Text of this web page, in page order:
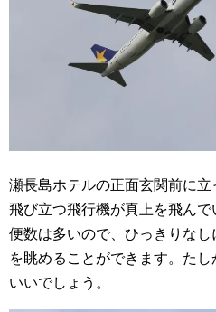
瀬長島ホテルの正面玄関前に
飛び立つ飛行機が真上を飛ん
便数は多いので、ひっきりな
を眺めることができます。た
いいでしょう。